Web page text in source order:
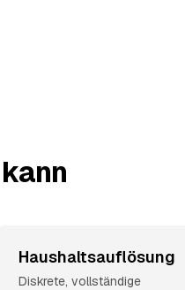
Haushaltsauflösung
Diskrete, vollständige